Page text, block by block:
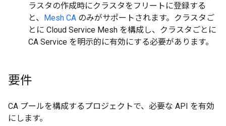
ラスタの作成時にクラスタをフリートに登録する
と、 Mesh CA のみがサポートされます。クラスタご
とに Cloud Service Mesh を構成し、クラスタごとに
CA Service を明示的に有効にする必要があります。
要件
CA プールを構成するプロジェクトで、必要な API を有効
にします。